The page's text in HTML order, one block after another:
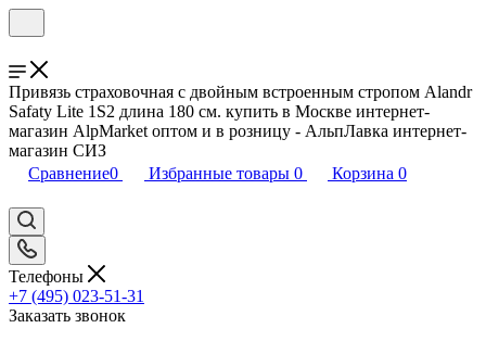
Привязь страховочная с двойным встроенным стропом Alandr
Safaty Lite 1S2 длина 180 см. купить в Москве интернет-
магазин AlpMarket оптом и в розницу - АльпЛавка интернет-
магазин СИЗ
Сравнение0 Избранные товары 0 Корзина 0
Телефоны
+7 (495) 023-51-31
Заказать звонок